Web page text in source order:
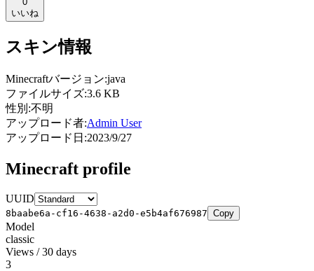
いいね
スキン情報
Minecraftバージョン:java
ファイルサイズ:3.6 KB
性別:不明
アップロード者:Admin User
アップロード日:2023/9/27
Minecraft profile
UUID
8baabe6a-cf16-4638-a2d0-e5b4af676987 Copy
Model
classic
Views / 30 days
3